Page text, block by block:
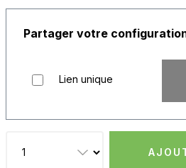
Partager votre
Lien unique